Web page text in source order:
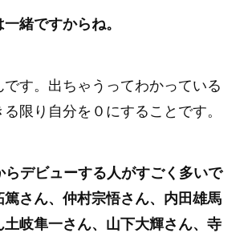
緒ですからね。
す。出ちゃうってわかっている
限り自分を０にすることです。
デビューする人がすごく多いで
さん、仲村宗悟さん、内田雄馬
土岐隼一さん、山下大輝さん、寺